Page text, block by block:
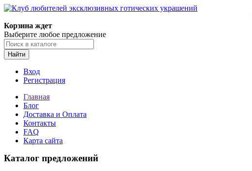
Корзина ждет
Выберите любое предложение
Найти
Вход
Регистрация
Главная
Блог
Доставка и Оплата
Контакты
FAQ
Карта сайта
Каталог предложений